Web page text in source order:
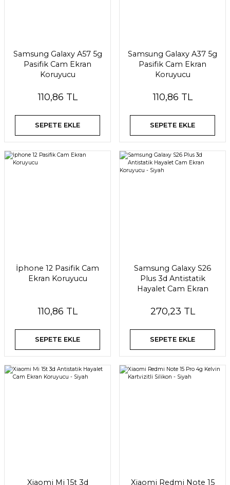
Samsung Galaxy A57 5g
Pasifik Cam Ekran
Koruyucu
110,86 TL
SEPETE EKLE
Samsung Galaxy A37 5g
Pasifik Cam Ekran
Koruyucu
110,86 TL
SEPETE EKLE
İphone 12 Pasifik Cam
Ekran Koruyucu
110,86 TL
SEPETE EKLE
Samsung Galaxy S26
Plus 3d Antistatik
Hayalet Cam Ekran
270,23 TL
SEPETE EKLE
Xiaomi Mi 15t 3d
Xiaomi Redmi Note 15